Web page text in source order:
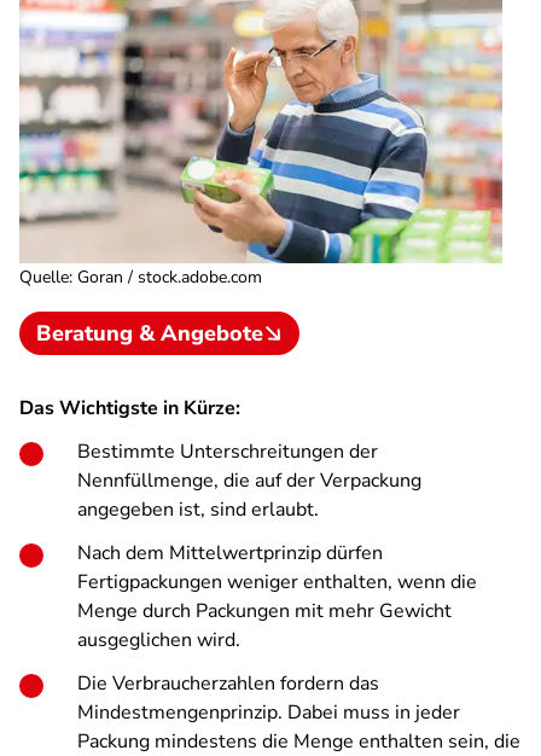
Quelle: Goran / stock.adobe.com
Beratung & Angebote
Das Wichtigste in Kürze:
Bestimmte Unterschreitungen der
Nennfüllmenge, die auf der Verpackung
angegeben ist, sind erlaubt.
Nach dem Mittelwertprinzip dürfen
Fertigpackungen weniger enthalten, wenn die
Menge durch Packungen mit mehr Gewicht
ausgeglichen wird.
Die Verbraucherzahlen fordern das
Mindestmengenprinzip. Dabei muss in jeder
Packung mindestens die Menge enthalten sein, die